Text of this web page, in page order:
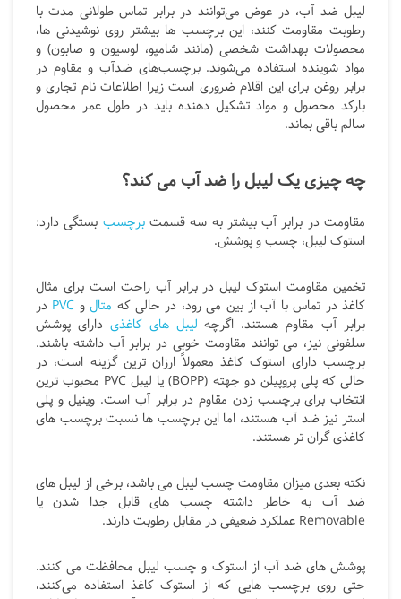
لیبل ضد آب، در عوض می‌توانند در برابر تماس طولانی مدت با
رطوبت مقاومت کنند، این برچسب ها بیشتر روی نوشیدنی ها،
محصولات بهداشت شخصی (مانند شامپو، لوسیون و صابون) و
مواد شوینده استفاده می‌شوند. برچسب‌های ضدآب و مقاوم در
برابر روغن برای این اقلام ضروری است زیرا اطلاعات نام تجاری و
بارکد محصول و مواد تشکیل دهنده باید در طول عمر محصول
سالم باقی بماند.
چه چیزی یک لیبل را ضد آب می کند؟
مقاومت در برابر آب بیشتر به سه قسمتبرچسب بستگی دارد:
استوک لیبل، چسب و پوشش.
تخمین مقاومت استوک لیبل در برابر آب راحت است برای مثال
کاغذ در تماس با آب از بین می رود، در حالی که متالو PVC در
برابر آب مقاوم هستند. اگرچه لیبل های کاغذی دارای پوشش
سلفونی نیز، می توانند مقاومت خوبی در برابر آب داشته باشند.
برچسب دارای استوک کاغذ معمولاً ارزان ترین گزینه است، در
حالی که پلی پروپیلن دو جهته (BOPP) یا لیبل PVC
محبوب ترین
انتخاب برای برچسب زدن مقاوم در برابر آب است. وینیل و پلی
استر نیز ضد آب هستند، اما این برچسب ها نسبت برچسب های
کاغذی گران تر هستند.
نکته بعدی میزان مقاومت چسب لیبل می باشد، برخی از لیبل های
ضد آب به خاطر داشته چسب های قابل جدا شدن یا
Removable عملکرد ضعیفی در مقابل رطوبت دارند.
پوشش های ضد آب از استوک و چسب لیبل محافظت می کنند.
حتی روی برچسب هایی که از استوک کاغذ استفاده می‌کنند،